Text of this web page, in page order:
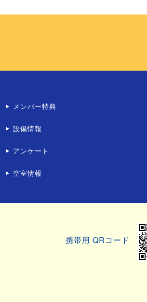
メンバー特典
設備情報
アンケート
空室情報
携帯用 QRコード